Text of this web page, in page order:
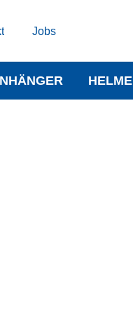
Jobs
HELME